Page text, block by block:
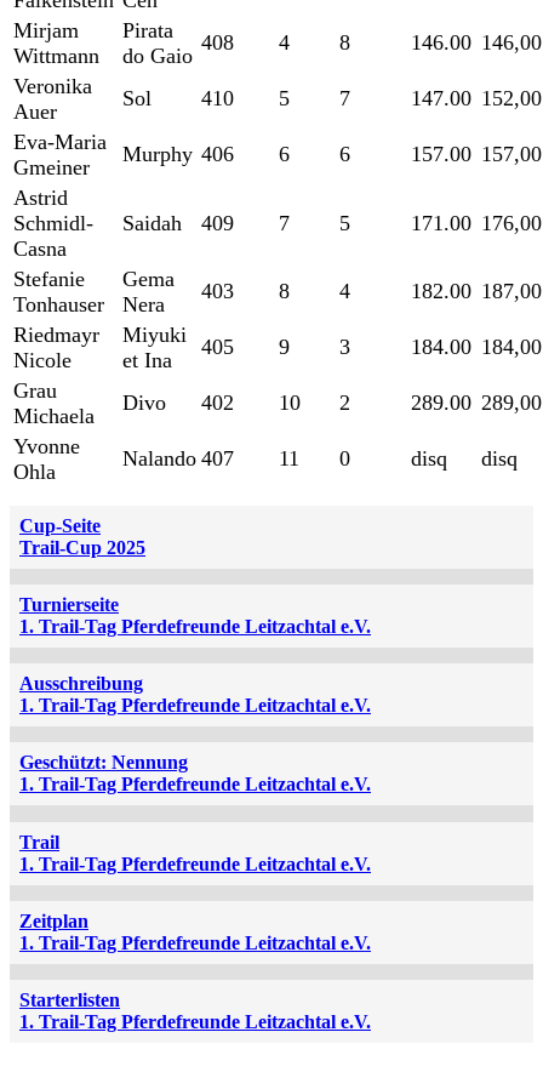
Mirjam
Wittmann
Pirata
do Gaio
408 4 8 146.00 146,00
Veronika
Auer
Sol 410 5 7 147.00 152,00
Eva-Maria
Gmeiner
Murphy 406 6 6 157.00 157,00
Astrid
Schmidl-
Casna
Saidah 409 7 5 171.00 176,00
Stefanie
Tonhauser
Gema
Nera
403 8 4 182.00 187,00
Riedmayr
Nicole
Miyuki
et Ina
405 9 3 184.00 184,00
Grau
Michaela
Divo 402 10 2 289.00 289,00
Yvonne
Ohla
Nalando 407 11 0 disq disq
Cup-Seite
Trail-Cup 2025
Turnierseite
1. Trail-Tag Pferdefreunde Leitzachtal e.V.
Ausschreibung
1. Trail-Tag Pferdefreunde Leitzachtal e.V.
Geschützt: Nennung
1. Trail-Tag Pferdefreunde Leitzachtal e.V.
Trail
1. Trail-Tag Pferdefreunde Leitzachtal e.V.
Zeitplan
1. Trail-Tag Pferdefreunde Leitzachtal e.V.
Starterlisten
1. Trail-Tag Pferdefreunde Leitzachtal e.V.